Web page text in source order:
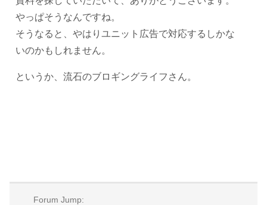
やっぱそうなんですね。
そうなると、やはりユニット広告で対応するしかな
いのかもしれません。
というか、流石のブロギングライフさん。
Forum Jump: